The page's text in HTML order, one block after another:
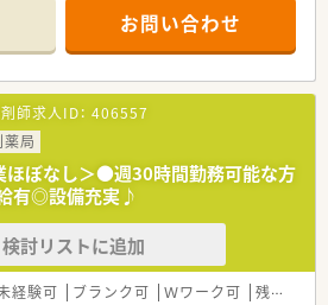
プランがあり、集合研修だけでなく任意で受
く用意されています
員、社外で活躍する従業員、将来経営幹部
薬剤師として様々な活躍ができるフィールド
剤師（土日休み・19時までの勤務）どちらか
ます
く「医療モール・クリニック併設店舗」「敷
剤特化型店舗」など様々な店舗を運営してい
的取り組んでおり「訪問調剤特化型店舗」を
剤室は業界最多の51店舗設置しています
認定企業」「健康経営優良法人2023（大規模
を取得し一人ひとりが働きやすい環境が整備
お問い合わせ
師求人ID： 406557
局
ほぼなし＞●週30時間勤務可能な方
有◎設備充実♪
検討リストに追加
経験可 ブランク可 Ｗワーク可 残業なし(ほぼなし含む)